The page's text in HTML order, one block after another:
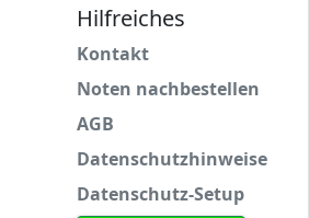
Hilfreiches
Kontakt
Noten nachbestellen
AGB
Datenschutzhinweise
Datenschutz-Setup